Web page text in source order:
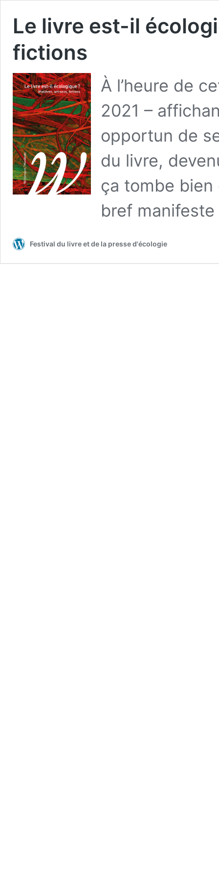
Le livre est-il
fictions
À l’heure de
2021 –
opportun de
du livre,
ça tombe bien
bref manifeste
Festival du livre et de la presse d'écologie